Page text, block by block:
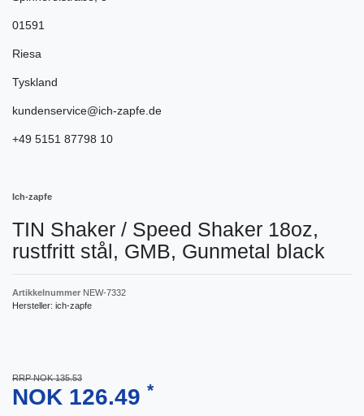
01591
Riesa
Tyskland
kundenservice@ich-zapfe.de
+49 5151 87798 10
Ich-zapfe
TIN Shaker / Speed ​​Shaker 18oz,
rustfritt stål, GMB, Gunmetal black
Artikkelnummer NEW-7332
Hersteller: ich-zapfe
RRP NOK 135.53
NOK 126.49 *